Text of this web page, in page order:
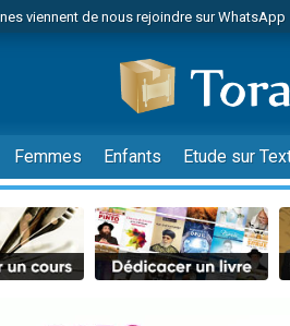
viennent de nous rejoindre sur WhatsApp
musiques dans Torah-Box Music
viennent de faire un don pour
viennent de faire un don pour Diane,
radio : Visions de grandeur n°104 :
viennent de demander une bénédiction
viennent de faire un don pour
49 places pour étudier en groupe sur Zoom
Femmes Enfants Etude sur